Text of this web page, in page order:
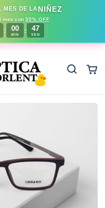
MES DE LANIÑEZ
mes con30% OFF
: 00
MIN
: 43
SEG